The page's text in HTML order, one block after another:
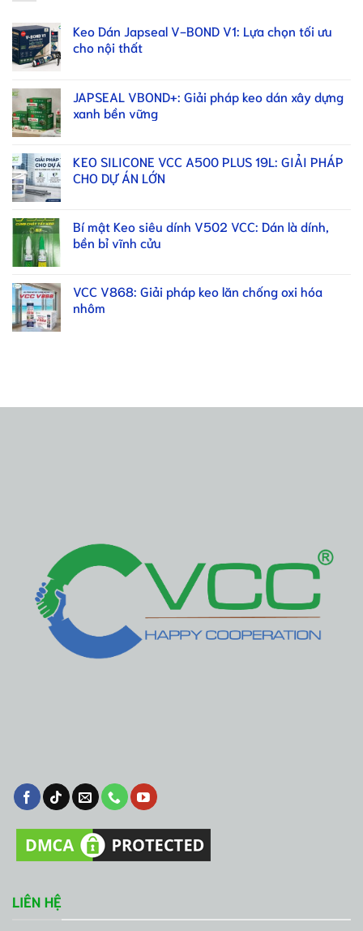
Keo Dán Japseal V-BOND V1: Lựa chọn tối ưu
cho nội thất
JAPSEAL VBOND+: Giải pháp keo dán xây dựng
xanh bền vững
KEO SILICONE VCC A500 PLUS 19L: GIẢI PHÁP
CHO DỰ ÁN LỚN
Bí mật Keo siêu dính V502 VCC: Dán là dính,
bền bỉ vĩnh cửu
VCC V868: Giải pháp keo lăn chống oxi hóa
nhôm
LIÊN HỆ